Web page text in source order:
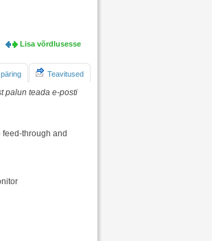
Lisa võrdlusesse
Teavitused
palun teada e-posti
through and